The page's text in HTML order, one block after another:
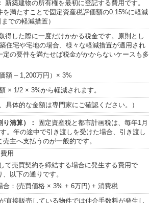
新築建物の所有権を最初に登記する費用です。
を満たすことで固定資産税評価額の0.15%に軽減
での軽減措置）
得した際に一度だけかかる税金です。原則とし
住宅や宅地の場合、様々な軽減措置が適用され
定の要件を満たせば税金がかからないケースも多
額 – 1,200万円）× 3%
× 1/2 × 3%から軽減されます。
具体的な金額は専門家にご確認ください。）
清算）：
固定資産税と都市計画税は、毎年1月
。年の途中で引き渡しを受けた場合、引き渡し
主へ支払うのが一般的です。
用
て売買契約を締結する場合に発生する費用で
以下の通りです。
合：(売買価格 × 3% + 6万円) + 消費税
直接販売している物件では仲介手数料が発生し